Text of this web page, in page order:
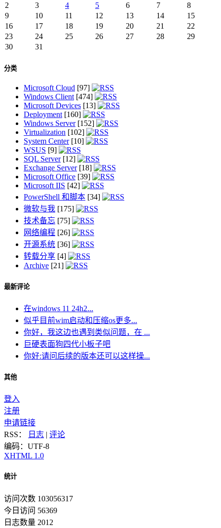
2
3 4 5 6 7
8
9
10 11 12 13 14
15
16
17 18 19 20 21
22
23
24 25 26 27 28
29
30
31
分类
Microsoft Cloud [97]
Windows Client[474]
Microsoft Devices [13]
Deployment[160]
Windows Server[152]
Virtualization [102]
System Center[10]
WSUS [9]
SQL Server[12]
Exchange Server[18]
Microsoft Office [39]
Microsoft IIS [42]
PowerShell 和脚本 [34]
微软与我 [175]
技术备忘 [75]
网络编程 [26]
开源系统 [36]
转载分享 [4]
Archive [21]
最新评论
在windows 11 24h2...
似乎目前wim启动和压缩os更多...
你好，我这边也遇到类似问题，在 ...
巨硬表面狗四代小板子吧
你好:请问后续的版本还可以这样操...
其他
登入
注册
申请链接
RSS：
日志 | 评论
编码：UTF-8
XHTML 1.0
统计
访问次数 103056317
今日访问 56369
日志数量 2012